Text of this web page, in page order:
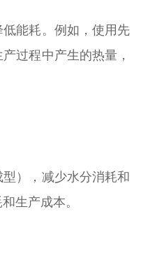
能耗。例如，使用先
过程中产生的热量，
），减少水分消耗和
生产成本。